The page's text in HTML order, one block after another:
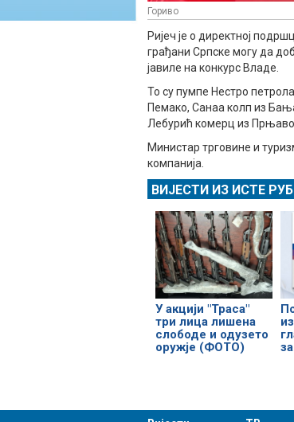
Гориво
Ријеч је о директној
грађани Српске могу да
јавиле на конкурс Владе.
То су пумпе Нестро
Пемако, Санаа колп из
Лебурић комерц из
Министар трговине и
компанија.
ВИЈЕСТИ ИЗ ИСТЕ
У акцији "Траса"
три лица лишена
слободе и одузето
оружје (ФОТО)